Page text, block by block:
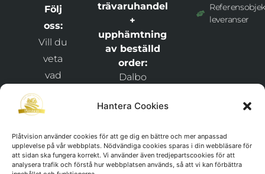
Hantera Cookies
Plåtvision använder cookies för att ge dig en bättre och mer anpassad
upplevelse på vår webbplats. Nödvändiga cookies sparas i din webbläsare för
att sidan ska fungera korrekt. Vi använder även tredjepartscookies för att
analysera trafik och förstå hur webbplatsen används, så att vi kan förbättra
Följ
oss:
Vill du
veta
vad
händer
och
håll
trävaruhandel
+
upphämtning
av beställd
order:
Dalbo
Plåtvision
46269
Frändefors
leveranser